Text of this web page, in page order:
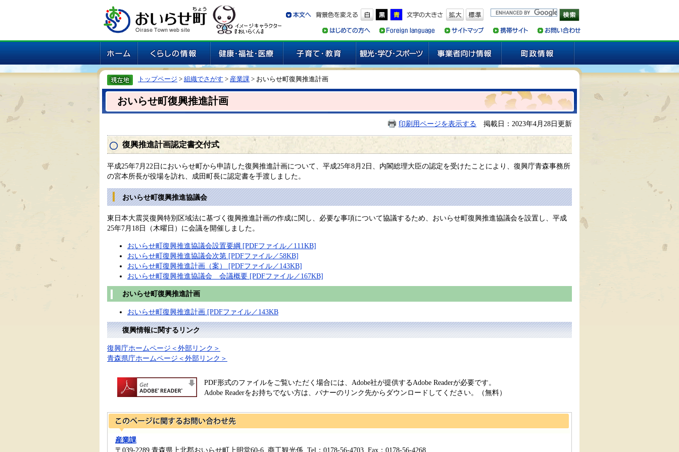
トップページ > 組織でさがす > 産業課 > おいらせ町復興推進計画
おいらせ町復興推進計画
印刷用ページを表示する 掲載日：2023年4月28日更新
復興推進計画認定書交付式
平成25年7月22日においらせ町から申請した復興推進計画について、平成25年8月2日、内閣総理大臣の認定を受けたことにより、復興庁青森事務所
の宮本所長が役場を訪れ、成田町長に認定書を手渡しました。
おいらせ町復興推進協議会
東日本大震災復興特別区域法に基づく復興推進計画の作成に関し、必要な事項について協議するため、おいらせ町復興推進協議会を設置し、平成
25年7月18日（木曜日）に会議を開催しました。
おいらせ町復興推進協議会設置要綱 [PDFファイル／111KB]
おいらせ町復興推進協議会次第 [PDFファイル／58KB]
おいらせ町復興推進計画（案） [PDFファイル／143KB]
おいらせ町復興推進協議会 会議概要 [PDFファイル／167KB]
おいらせ町復興推進計画
おいらせ町復興推進計画 [PDFファイル／143KB
復興情報に関するリンク
復興庁ホームページ＜外部リンク＞
青森県庁ホームページ＜外部リンク＞
PDF形式のファイルをご覧いただく場合には、Adobe社が提供するAdobe Readerが必要です。
Adobe Readerをお持ちでない方は、バナーのリンク先からダウンロードしてください。（無料）
産業課
〒039-2289 青森県上北郡おいらせ町上明堂60-6 商工観光係 Tel：0178-56-4703 Fax：0178-56-4268